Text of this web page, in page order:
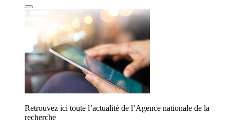
Retrouvez ici toute l’actualité de l’Agence nationale de la
recherche